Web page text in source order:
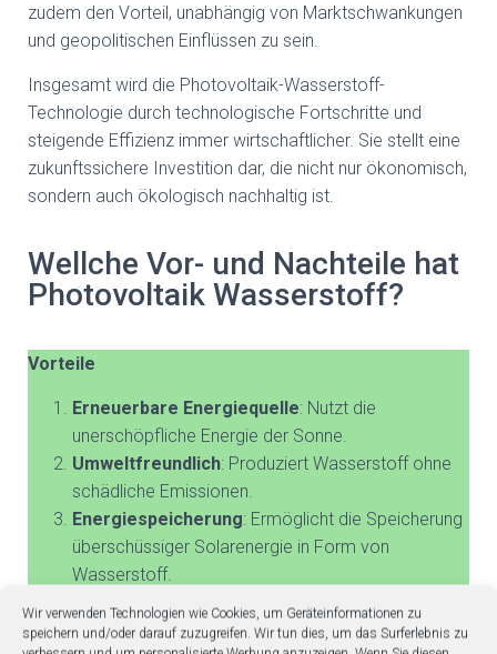
Wir verwenden Technologien wie Cookies, um Geräteinformationen zu
speichern und/oder darauf zuzugreifen. Wir tun dies, um das Surferlebnis zu
zudem den Vorteil, unabhängig von Marktschwankungen
und geopolitischen Einflüssen zu sein.
Insgesamt wird die Photovoltaik-Wasserstoff-
Technologie durch technologische Fortschritte und
steigende Effizienz immer wirtschaftlicher. Sie stellt eine
zukunftssichere Investition dar, die nicht nur ökonomisch,
sondern auch ökologisch nachhaltig ist.
Wellche Vor- und Nachteile hat
Photovoltaik Wasserstoff?
Vorteile
Erneuerbare Energiequelle: Nutzt die
unerschöpfliche Energie der Sonne.
Umweltfreundlich: Produziert Wasserstoff ohne
schädliche Emissionen.
Energiespeicherung: Ermöglicht die Speicherung
überschüssiger Solarenergie in Form von
Wasserstoff.
Vielseitigkeit
: Wasserstoff kann in verschiedenen
Sektoren eingesetzt werden, z.B. in der Mobilität